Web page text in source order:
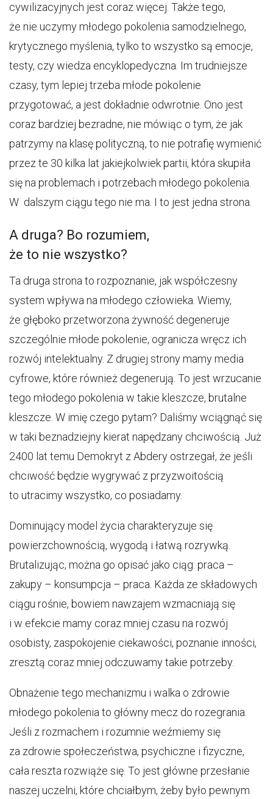
cywilizacyjnych jest coraz więcej. Także tego,
że nie uczymy młodego pokolenia samodzielnego,
krytycznego myślenia, tylko to wszystko są emocje,
testy, czy wiedza encyklopedyczna. Im trudniejsze
czasy, tym lepiej trzeba młode pokolenie
przygotować, a jest dokładnie odwrotnie. Ono jest
coraz bardziej bezradne, nie mówiąc o tym, że jak
patrzymy na klasę polityczną, to nie potrafię wymienić
przez te 30 kilka lat jakiejkolwiek partii, która skupiła
się na problemach i potrzebach młodego pokolenia.
W dalszym ciągu tego nie ma. I to jest jedna strona.
A druga? Bo rozumiem,
że to nie wszystko?
Ta druga strona to rozpoznanie, jak współczesny
system wpływa na młodego człowieka. Wiemy,
że głęboko przetworzona żywność degeneruje
szczególnie młode pokolenie, ogranicza wręcz ich
rozwój intelektualny. Z drugiej strony mamy media
cyfrowe, które również degenerują. To jest wrzucanie
tego młodego pokolenia w takie kleszcze, brutalne
kleszcze. W imię czego pytam? Daliśmy wciągnąć się
w taki beznadziejny kierat napędzany chciwością. Już
2400 lat temu Demokryt z Abdery ostrzegał, że jeśli
chciwość będzie wygrywać z przyzwoitością
to utracimy wszystko, co posiadamy.
Dominujący model życia charakteryzuje się
powierzchownością, wygodą i łatwą rozrywką.
Brutalizując, można go opisać jako ciąg: praca –
zakupy – konsumpcja – praca. Każda ze składowych
ciągu rośnie, bowiem nawzajem wzmacniają się
i w efekcie mamy coraz mniej czasu na rozwój
osobisty, zaspokojenie ciekawości, poznanie inności,
zresztą coraz mniej odczuwamy takie potrzeby.
Obnażenie tego mechanizmu i walka o zdrowie
młodego pokolenia to główny mecz do rozegrania.
Jeśli z rozmachem i rozumnie weźmiemy się
za zdrowie społeczeństwa, psychiczne i fizyczne,
cała reszta rozwiąże się. To jest główne przesłanie
naszej uczelni, które chciałbym, żeby było pewnym